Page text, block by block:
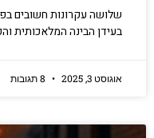
שלושה עקרונות חשובים
בעידן הבינה המלאכותית
אוגוסט 3, 2025